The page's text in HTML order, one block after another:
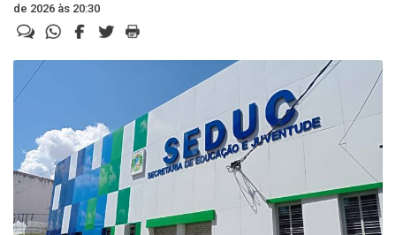
de 2026 às 20:30